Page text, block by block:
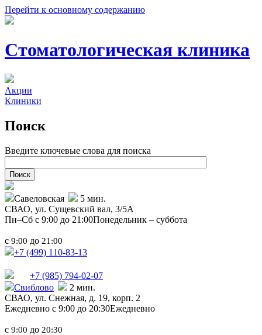
Перейти к основному содержанию
Стоматологическая клиника
Акции
Клиники
Поиск
Введите ключевые слова для поиска
Савеловская
5 мин.
СВАО, ул. Сущевский вал, 3/5А
Пн–Сб с 9:00 до 21:00Понедельник – суббота
с 9:00 до 21:00
+7 (499) 110-83-13
+7 (985) 794-02-07
Свиблово
2 мин.
СВАО, ул. Снежная, д. 19, корп. 2
Ежедневно с 9:00 до 20:30Ежедневно
с 9:00 до 20:30